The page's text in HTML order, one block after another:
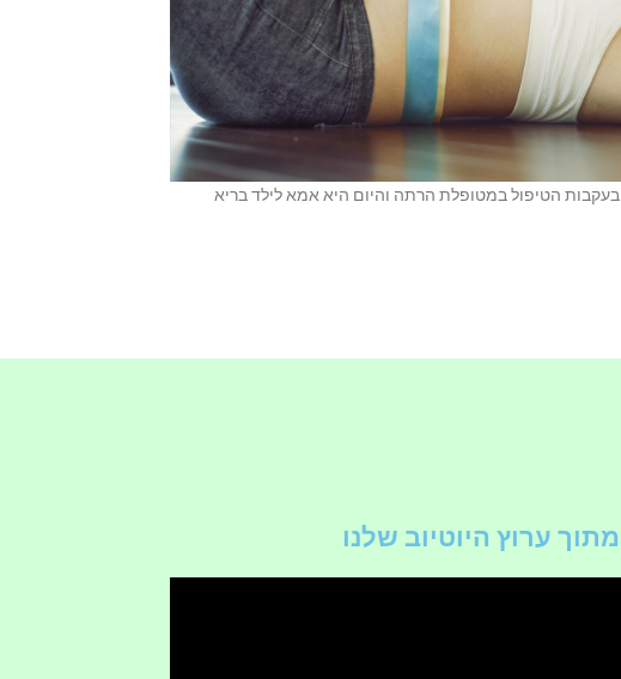
בעקבות הטיפול במטופלת הרתה והיום היא אמא לילד בריא
מתוך ערוץ היוטיוב שלנו